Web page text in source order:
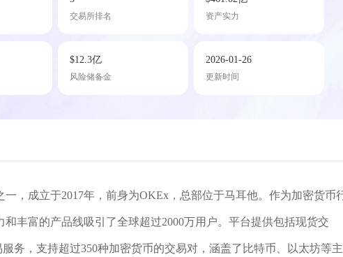
交易所排名 资产实力
$12.3亿
风险储备金
2026-01-26
更新时间
，成立于2017年，前身为OKEx，总部位于马耳他。作为加密货币
丰富的产品线吸引了全球超过2000万用户。平台提供包括现货交
务，支持超过350种加密货币的交易对，涵盖了比特币、以太坊等主